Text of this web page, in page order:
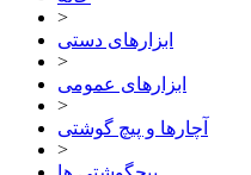
>
ابزارهای دستی
>
ابزارهای عمومی
>
آچارها و پیچ گوشتی
>